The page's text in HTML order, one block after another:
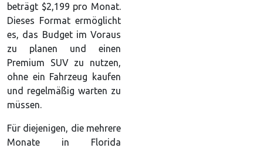
beträgt $2,199 pro Monat.
Dieses Format ermöglicht
es, das Budget im Voraus
zu planen und einen
Premium SUV zu nutzen,
ohne ein Fahrzeug kaufen
und regelmäßig warten zu
müssen.
Für diejenigen, die mehrere
Monate in Florida